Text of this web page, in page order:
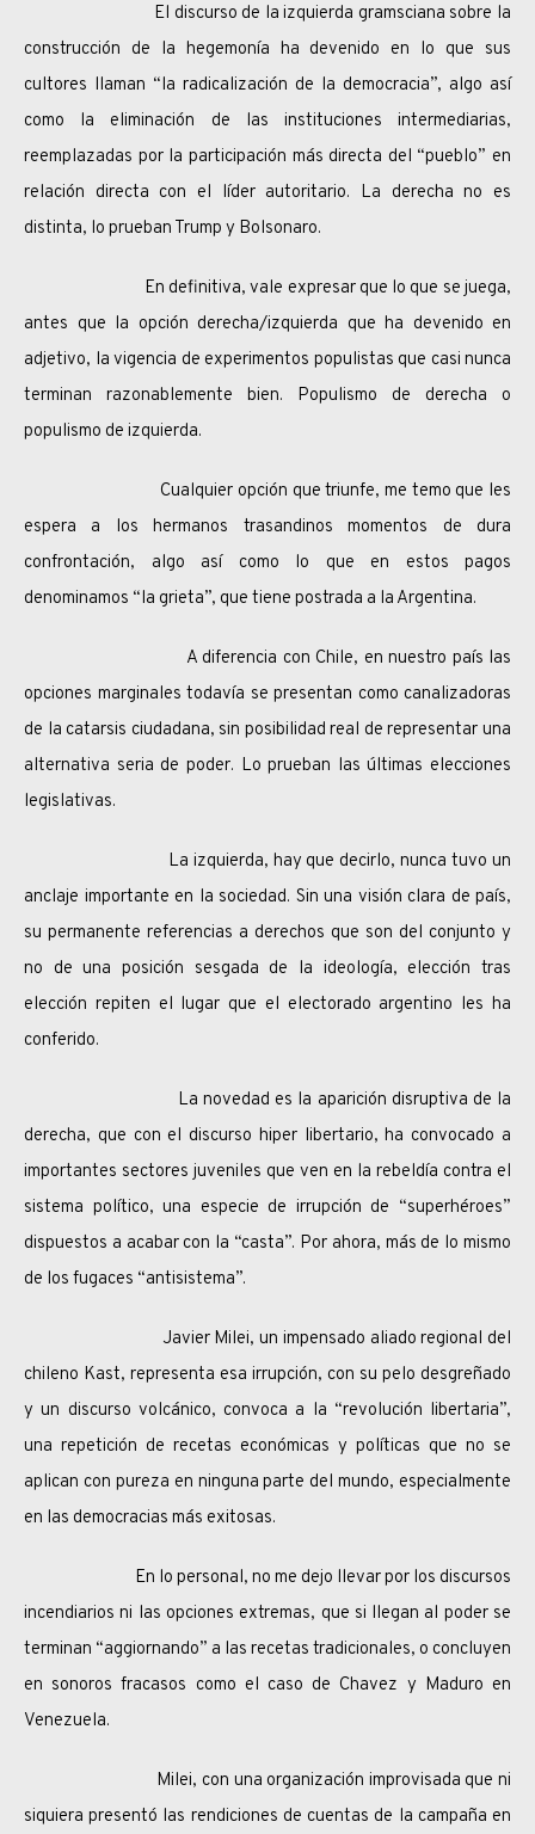
El discurso de la izquierda gramsciana sobre la
construcción de la hegemonía ha devenido en lo que sus
cultores llaman “la radicalización de la democracia”, algo así
como la eliminación de las instituciones intermediarias,
reemplazadas por la participación más directa del “pueblo” en
relación directa con el líder autoritario. La derecha no es
distinta, lo prueban Trump y Bolsonaro.
En definitiva, vale expresar que lo que se juega,
antes que la opción derecha/izquierda que ha devenido en
adjetivo, la vigencia de experimentos populistas que casi nunca
terminan razonablemente bien. Populismo de derecha o
populismo de izquierda.
Cualquier opción que triunfe, me temo que les
espera a los hermanos trasandinos momentos de dura
confrontación, algo así como lo que en estos pagos
denominamos “la grieta”, que tiene postrada a la Argentina.
A diferencia con Chile, en nuestro país las
opciones marginales todavía se presentan como canalizadoras
de la catarsis ciudadana, sin posibilidad real de representar una
alternativa seria de poder. Lo prueban las últimas elecciones
legislativas.
La izquierda, hay que decirlo, nunca tuvo un
anclaje importante en la sociedad. Sin una visión clara de país,
su permanente referencias a derechos que son del conjunto y
no de una posición sesgada de la ideología, elección tras
elección repiten el lugar que el electorado argentino les ha
conferido.
La novedad es la aparición disruptiva de la
derecha, que con el discurso hiper libertario, ha convocado a
importantes sectores juveniles que ven en la rebeldía contra el
sistema político, una especie de irrupción de “superhéroes”
dispuestos a acabar con la “casta”. Por ahora, más de lo mismo
de los fugaces “antisistema”.
Javier Milei, un impensado aliado regional del
chileno Kast, representa esa irrupción, con su pelo desgreñado
y un discurso volcánico, convoca a la “revolución libertaria”,
una repetición de recetas económicas y políticas que no se
aplican con pureza en ninguna parte del mundo, especialmente
en las democracias más exitosas.
En lo personal, no me dejo llevar por los discursos
incendiarios ni las opciones extremas, que si llegan al poder se
terminan “aggiornando” a las recetas tradicionales, o concluyen
en sonoros fracasos como el caso de Chavez y Maduro en
Venezuela.
Milei, con una organización improvisada que ni
siquiera presentó las rendiciones de cuentas de la campaña en